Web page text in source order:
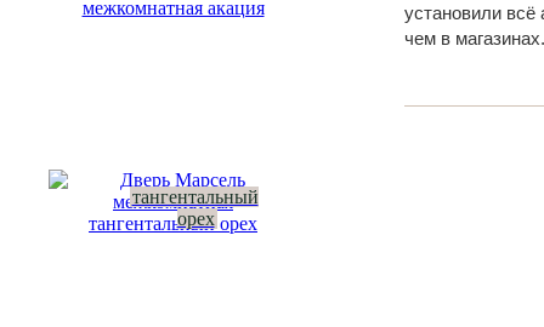
тангентальный
орех
установили
чем в